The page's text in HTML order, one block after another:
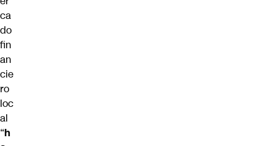
ca
do
fin
an
cie
ro
loc
al
“h